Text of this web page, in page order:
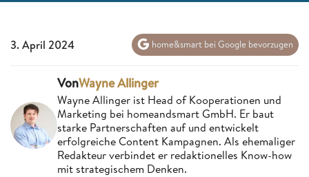
3. April 2024 home&smart bei Google bevorzugen
VonWayne Allinger
Wayne Allinger ist Head of Kooperationen und
Marketing bei homeandsmart GmbH. Er baut
starke Partnerschaften auf und entwickelt
erfolgreiche Content Kampagnen. Als ehemaliger
Redakteur verbindet er redaktionelles Know-how
mit strategischem Denken.